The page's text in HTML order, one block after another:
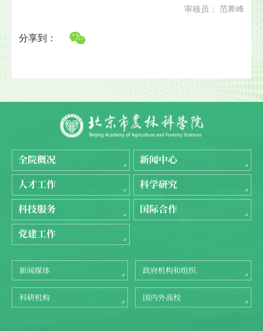
审核员： 范希峰
分享到：
全院概况
新闻中心
人才工作
科学研究
科技服务
国际合作
党建工作
新闻媒体 政府机构和组织
科研机构 国内外高校